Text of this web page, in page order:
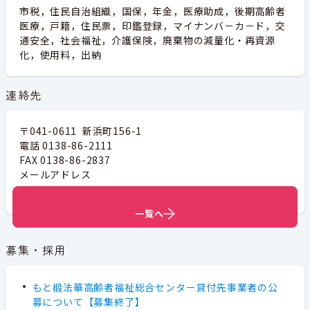
市税，住民自治組織，国保，年金，医療助成，後期高齢者
医療，戸籍，住民票，印鑑登録，マイナンバ－カ－ド，交
通安全，社会福祉，介護保険，廃棄物の減量化・再資源
化，使用料，出納
連絡先
〒041-0611 新浜町156-1
電話 0138-86-2111
FAX 0138-86-2837
メールアドレス
tod-shiminfukushi@city.hakodate.hokkaido.jp
一覧へ
一覧へ
募集・採用
もと椴法華高齢者福祉総合センター貸付先事業者の公
募について【募集終了】